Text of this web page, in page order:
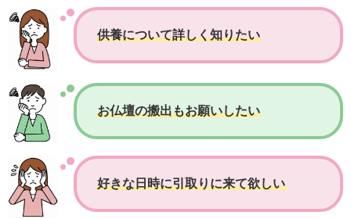
供養について詳しく知りたい
お仏壇の搬出もお願いしたい
好きな日時に引取りに来て欲しい